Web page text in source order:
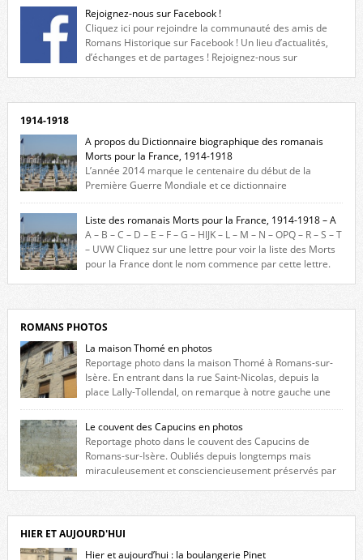
Rejoignez-nous sur Facebook !
Cliquez ici pour rejoindre la communauté des amis de
Romans Historique sur Facebook ! Un lieu d’actualités,
d’échanges et de partages ! Rejoignez-nous sur
1914-1918
A propos du Dictionnaire biographique des romanais
Morts pour la France, 1914-1918
L’année 2014 marque le centenaire du début de la
Première Guerre Mondiale et ce dictionnaire
biographique veut rendre hommage aux romanais Morts pour la
France durant ce conflit. La base de cette recherche historique est
constituée des noms gravés sur les plaques commémoratives de
l’Hôtel de Ville, du lycée du Dauphiné et du lycée Triboulet, […]
Liste des romanais Morts pour la France, 1914-1918 – A
A – B – C – D – E – F – G – HIJK – L – M – N – OPQ – R – S – T
– UVW Cliquez sur une lettre pour voir la liste des Morts
pour la France dont le nom commence par cette lettre.
ROMANS PHOTOS
La maison Thomé en photos
Reportage photo dans la maison Thomé à Romans-sur-
Isère. En entrant dans la rue Saint-Nicolas, depuis la
place Lally-Tollendal, on remarque à notre gauche une
maison construite au XVIè siècle. Les deux façades sont ornées de
fenêtres jumelles à meneaux. Entre ces deux étages, on peut voir une
niche qui contient une statue de la Vierge. […]
Le couvent des Capucins en photos
Reportage photo dans le couvent des Capucins de
Romans-sur-Isère. Oubliés depuis longtemps mais
miraculeusement et consciencieusement préservés par
l’histoire de la redécouverte de vestiges du couvent des Capucins ! Petit
retour sur l’histoire […]
HIER ET AUJOURD'HUI
Hier et aujourd’hui : la boulangerie Pinet